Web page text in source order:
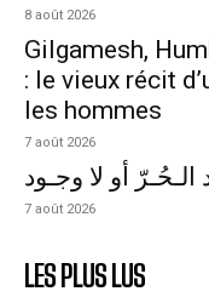
8 août 2026
Gilgamesh,
: le vieux récit
les hommes
7 août 2026
الـحُـرّ أو لا وجـود
7 août 2026
LES PLUS LUS